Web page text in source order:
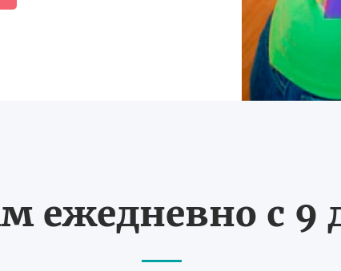
ежедневно с 9